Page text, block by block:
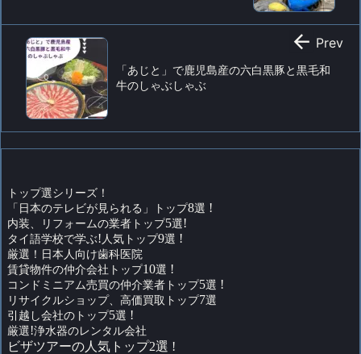
「あじと」で鹿児島産の六白黒豚と黒毛和
牛のしゃぶしゃぶ
 Prev
トップ選シリーズ！
「日本のテレビが見られる」トップ8選 !
内装、リフォームの業者トップ5選!
タイ語学校で学ぶ! 人気トップ9選 !
厳選！日本人向け歯科医院
賃貸物件の仲介会社トップ10選 !
コンドミニアム売買の仲介業者トップ5選 !
リサイクルショップ、高価買取トップ7選
引越し会社のトップ5選 !
厳選!浄水器のレンタル会社
ビザツアーの人気トップ2選 !